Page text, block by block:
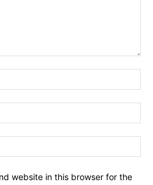
website in this browser for the